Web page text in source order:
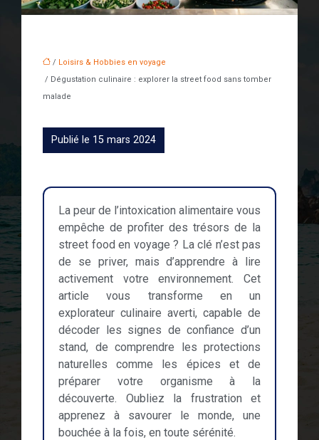
/ Loisirs & Hobbies en voyage
/ Dégustation culinaire : explorer la street food sans tomber
malade
Publié le 15 mars 2024
La peur de l’intoxication alimentaire vous
empêche de profiter des trésors de la
street food en voyage ? La clé n’est pas
de se priver, mais d’apprendre à lire
activement votre environnement. Cet
article vous transforme en un
explorateur culinaire averti, capable de
décoder les signes de confiance d’un
stand, de comprendre les protections
naturelles comme les épices et de
préparer votre organisme à la
découverte. Oubliez la frustration et
apprenez à savourer le monde, une
bouchée à la fois, en toute sérénité.